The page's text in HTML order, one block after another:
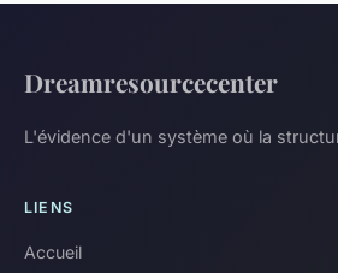
Dreamresourcecenter
L'évidence d'un système où la
LIENS
Accueil